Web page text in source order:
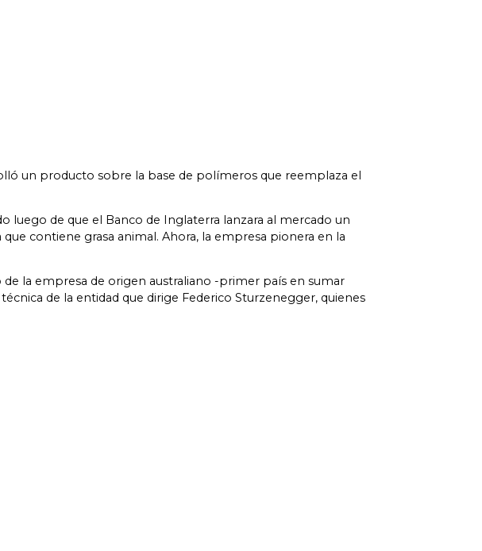
un producto sobre la base de polímeros que reemplaza el
luego de que el Banco de Inglaterra lanzara al mercado un
contiene grasa animal. Ahora, la empresa pionera en la
la empresa de origen australiano -primer país en sumar
de la entidad que dirige Federico Sturzenegger, quienes